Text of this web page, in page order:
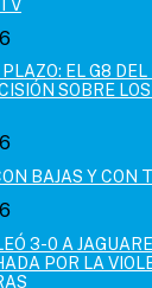
PLAZO: EL G8
SOBRE
BAJAS Y CON
3-0 A
POR LA